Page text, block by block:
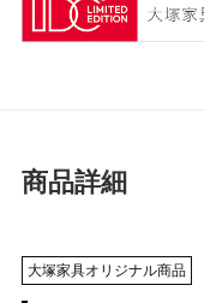
商品詳細
大塚家具オリジナル商品